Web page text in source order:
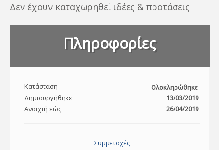
Δεν έχουν καταχωρηθεί ιδέες & προτάσεις
Πληροφορίες
Κατάσταση
Ολοκληρώθηκε
Δημιουργήθηκε
13/03/2019
Ανοιχτή εώς
26/04/2019
Συμμετοχές